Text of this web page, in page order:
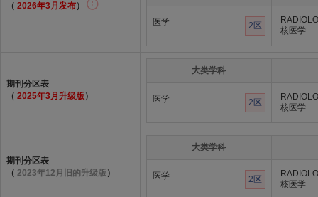
（ 2026年3月发布）
医学 2区
核医学
期刊分区表
（ 2025年3月升级版 ）
大类学科
医学 2区
核医学
期刊分区表
（ 2023年12月旧的升级版 ）
大类学科
医学 2区
核医学